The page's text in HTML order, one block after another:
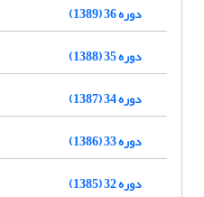
دوره 36 (1389)
دوره 35 (1388)
دوره 34 (1387)
دوره 33 (1386)
دوره 32 (1385)